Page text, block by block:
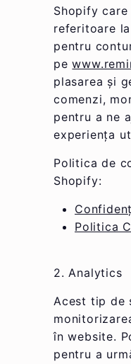
Shopify
referitoare
pentru
pe
plasarea și
comenzi,
pentru a ne
experiența
Politica de
Shopify:
Politica
2. Analytics
Acest tip de
în website.
pentru a